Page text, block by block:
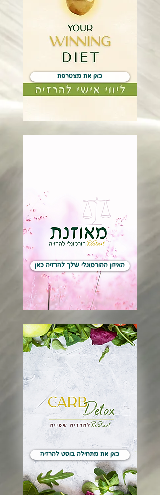
כאן את מצטרפת
האיזון ההורמונלי שלך להרזיה כאן
כאן את מתחילה בוסט להרזיה